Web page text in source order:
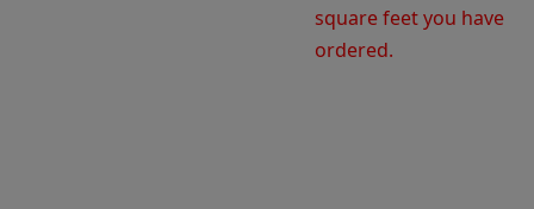
square feet you have
ordered.